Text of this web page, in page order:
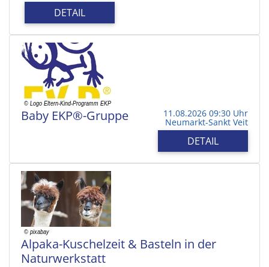
DETAIL
Baby EKP®-Gruppe 11.08.2026 09:30 Uhr
Neumarkt-Sankt Veit
DETAIL
Alpaka-Kuschelzeit & Basteln in der
Naturwerkstatt